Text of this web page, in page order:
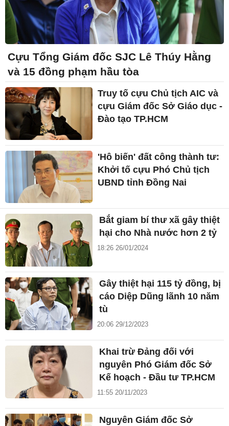
Cựu Tổng Giám đốc SJC Lê Thúy Hằng
và 15 đồng phạm hầu tòa
Truy tố cựu Chủ tịch AIC và
cựu Giám đốc Sở Giáo dục -
Đào tạo TP.HCM
'Hô biến' đất công thành tư:
Khởi tố cựu Phó Chủ tịch
UBND tỉnh Đồng Nai
Bắt giam bí thư xã gây thiệt
hại cho Nhà nước hơn 2 tỷ
18:26 26/01/2024
Gây thiệt hại 115 tỷ đồng, bị
cáo Diệp Dũng lãnh 10 năm
tù
20:06 29/12/2023
Khai trừ Đảng đối với
nguyên Phó Giám đốc Sở
Kế hoạch - Đầu tư TP.HCM
11:55 20/11/2023
Nguyên Giám đốc Sở